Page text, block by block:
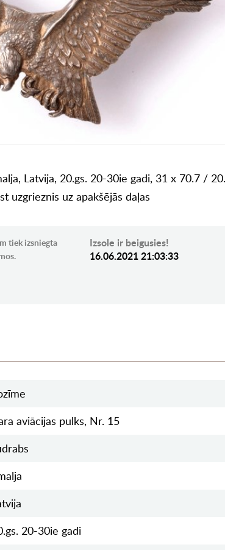
Latvija, 20.gs. 20-30ie gadi, 31 x 70.7 /
uzgrieznis uz apakšējās daļas
tiek izsniegta
Izsole ir beigusies!
16.06.2021 21:03:33
aviācijas pulks, Nr. 15
20-30ie gadi